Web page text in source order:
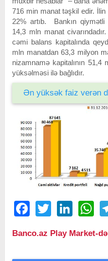
716 min manat təşkil edir.
22% artıb. Bankın qiymətli
14,3 mln manat
cəmi balans kapitalında
mln manatdan 63,3 milyon
nizamnamə kapitalının
yüksəlməsi ilə bağlıdır.
Ən yüksək faiz verən
FacebookTwitter LinkedIn
Banco.az Play Market-də